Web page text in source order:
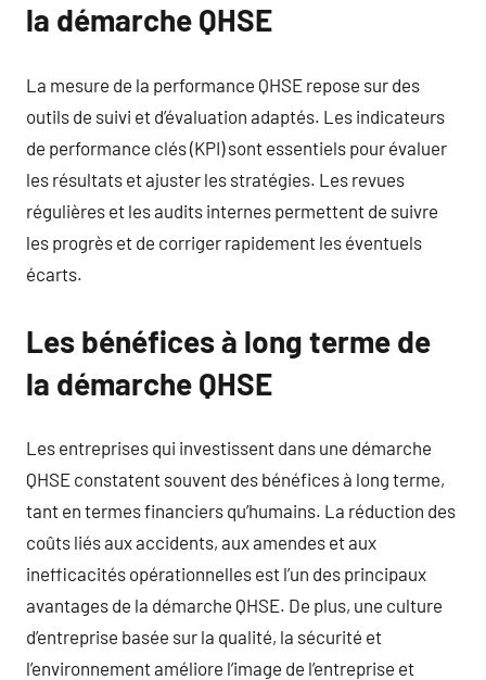
la démarche QHSE
La mesure de la performance QHSE repose sur des
outils de suivi et d’évaluation adaptés. Les indicateurs
de performance clés (KPI) sont essentiels pour évaluer
les résultats et ajuster les stratégies. Les revues
régulières et les audits internes permettent de suivre
les progrès et de corriger rapidement les éventuels
écarts.
Les bénéfices à long terme de
la démarche QHSE
Les entreprises qui investissent dans une démarche
QHSE constatent souvent des bénéfices à long terme,
tant en termes financiers qu’humains. La réduction des
coûts liés aux accidents, aux amendes et aux
inefficacités opérationnelles est l’un des principaux
avantages de la démarche QHSE. De plus, une culture
d’entreprise basée sur la qualité, la sécurité et
l’environnement améliore l’image de l’entreprise et